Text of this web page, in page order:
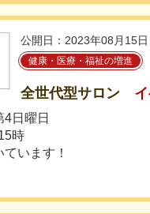
公開日：2023年08月15日
健康・医療・福祉の増進
全世代型サロン
4日曜日
時
います！